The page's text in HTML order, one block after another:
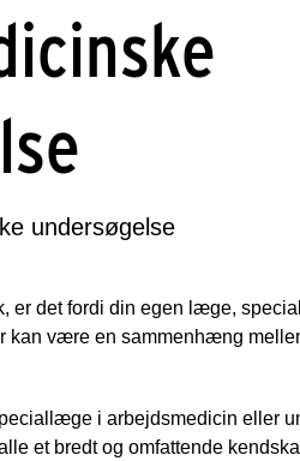
undersøgelse
er det fordi din egen læge,
kan være en sammenhæng
i arbejdsmedicin eller
et bredt og omfattende